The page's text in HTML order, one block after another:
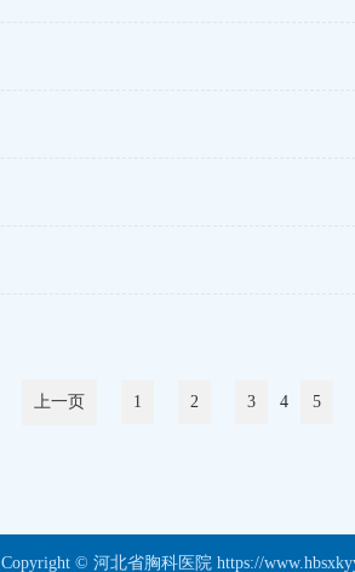
上一页 1 2 3 4 5
Copyright © 河北省胸科医院 https://